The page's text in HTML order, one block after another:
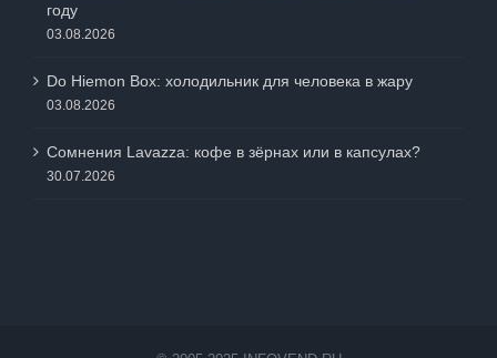
году
03.08.2026
Do Hiemon Box: холодильник для человека в жару
03.08.2026
Сомнения Lavazza: кофе в зёрнах или в капсулах?
30.07.2026